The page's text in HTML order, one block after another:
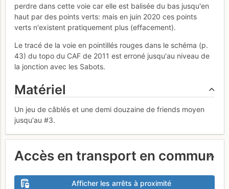
perdre dans cette voie car elle est balisée du bas jusqu'en
haut par des points verts: mais en juin 2020 ces points
verts n'existent pratiquement plus (effacement).
Le tracé de la voie en pointillés rouges dans le schéma (p.
43) du topo du CAF de 2011 est erroné jusqu'au niveau de
la jonction avec les Sabots.
Matériel
Un jeu de câblés et une demi douzaine de friends moyen
jusqu'au #3.
Accès en transport en commun
Afficher les arrêts à proximité